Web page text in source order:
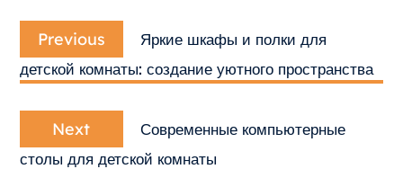
Навигация
по
записям
Previous
Previous
post:
Яркие шкафы и полки для
детской комнаты: создание уютного пространства
Next
Next
post:
Современные компьютерные
столы для детской комнаты